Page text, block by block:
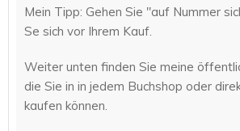
Mein Tipp: Gehen Sie "auf Nummer
Se sich vor Ihrem Kauf.
Weiter unten finden Sie meine
die Sie in in jedem Buchshop oder
kaufen können.